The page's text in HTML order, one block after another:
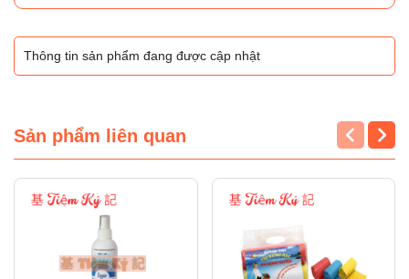
Thông tin sản phẩm đang được cập nhật
Sản phẩm liên quan